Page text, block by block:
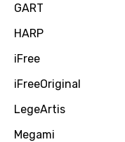
GART
HARP
iFree
iFreeOriginal
LegeArtis
Megami